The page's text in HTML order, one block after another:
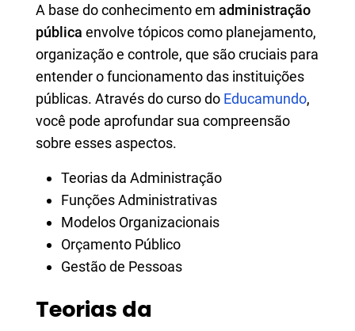
A base do conhecimento em administração
pública envolve tópicos como planejamento,
organização e controle, que são cruciais para
entender o funcionamento das instituições
públicas. Através do curso do Educamundo,
você pode aprofundar sua compreensão
sobre esses aspectos.
Teorias da Administração
Funções Administrativas
Modelos Organizacionais
Orçamento Público
Gestão de Pessoas
Teorias da